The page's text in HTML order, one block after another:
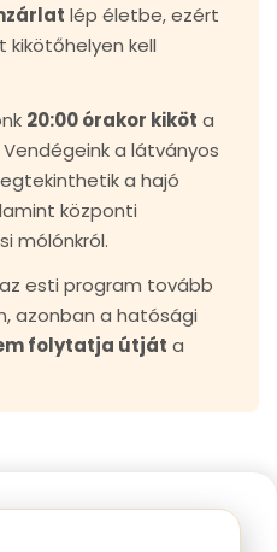
lép életbe, ezért
kikötőhelyen kell
20:00 órakor kiköt a
a látványos
a hajó
központi
mólónkról.
esti program tovább
azonban a hatósági
folytatja útját a